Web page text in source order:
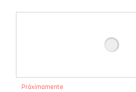
Próximamente